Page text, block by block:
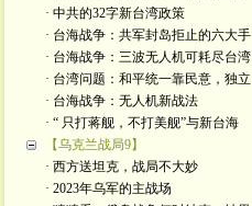
· 中共的32字新台湾政策
· 台海战争：共军封岛拒止的六大手
· 台海战争：三波无人机可耗尽台湾
· 台湾问题：和平统一靠民意，独立
· 台海战争：无人机新战法
· “ 只打蒋舰，不打美舰”与新台海
【乌克兰战局9】
· 西方送坦克，战局不大妙
· 2023年乌军的主战场